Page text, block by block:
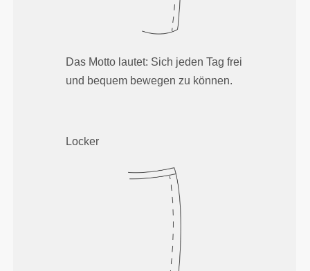
Das Motto lautet: Sich jeden Tag frei
und bequem bewegen zu können.
Locker